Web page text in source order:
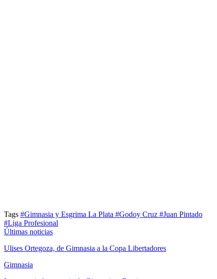
Tags #Gimnasia y Esgrima La Plata #Godoy Cruz #Juan Pintado
#Liga Profesional
Últimas noticias
Ulises Ortegoza, de Gimnasia a la Copa Libertadores
Gimnasia